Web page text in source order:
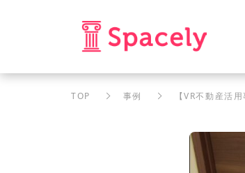
TOP 事例 【VR不動産活